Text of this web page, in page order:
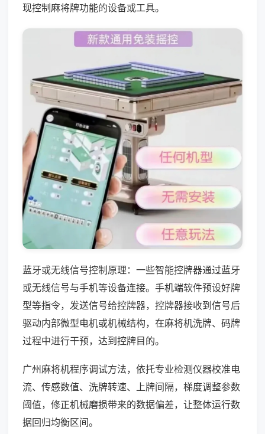
现控制麻将牌功能的设备或工具。
蓝牙或无线信号控制原理：一些智能控牌器通过蓝牙
或无线信号与手机等设备连接。手机端软件预设好牌
型等指令，发送信号给控牌器，控牌器接收到信号后
驱动内部微型电机或机械结构，在麻将机洗牌、码牌
过程中进行干预，达到控牌目的。
广州麻将机程序调试方法，依托专业检测仪器校准电
流、传感数值、洗牌转速、上牌间隔，梯度调整参数
阈值，修正机械磨损带来的数据偏差，让整体运行数
据回归均衡区间。